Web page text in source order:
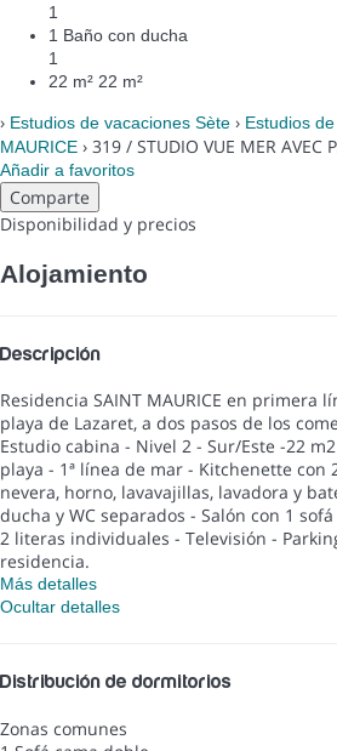
1
1 Baño con ducha
1
22 m² 22 m²
› Estudios de vacaciones Sète › Estudios
MAURICE › 319 / STUDIO VUE MER AVEC
Añadir a favoritos
Comparte
Disponibilidad y precios
Alojamiento
Descripción
Residencia SAINT MAURICE en primera
playa de Lazaret, a dos pasos de los
Estudio cabina - Nivel 2 - Sur/Este -22
playa - 1ª línea de mar - Kitchenette con
nevera, horno, lavavajillas, lavadora y
ducha y WC separados - Salón con 1
2 literas individuales - Televisión -
residencia.
Más detalles
Ocultar detalles
Distribución de dormitorios
Zonas comunes